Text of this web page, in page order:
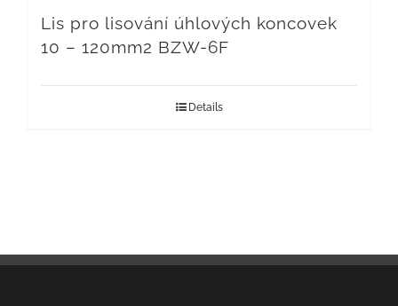
Lis pro lisování úhlových koncovek
10 – 120mm2 BZW-6F
Details